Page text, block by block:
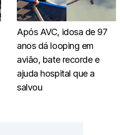
Após AVC, idosa de 97
anos dá looping em
avião, bate recorde e
ajuda hospital que a
salvou